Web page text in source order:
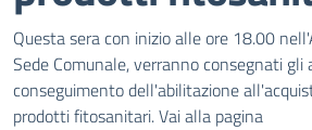
Dettagli della
Questa sera con inizio alle ore 18.00
Sede Comunale, verranno consegnati
conseguimento dell'abilitazione
prodotti fitosanitari. Vai alla pagina